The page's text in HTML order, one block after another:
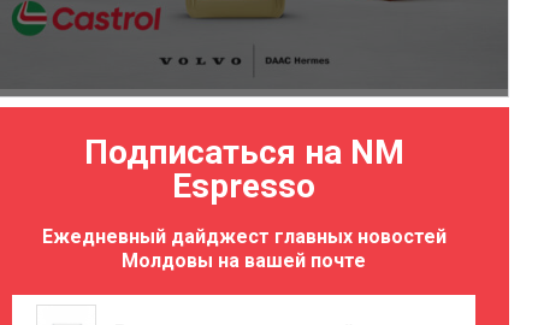
Подписаться на NM
Espresso
Ежедневный дайджест главных новостей
Молдовы на вашей почте